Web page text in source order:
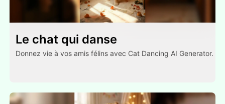
Le chat qui danse
Donnez vie à vos amis félins avec Cat Dancing AI Generator.